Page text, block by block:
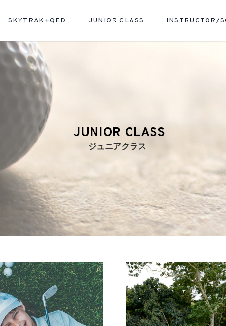
SKYTRAK+QED JUNIOR CLASS INSTRUCTOR/
JUNIOR CLASS
ジュニアクラス